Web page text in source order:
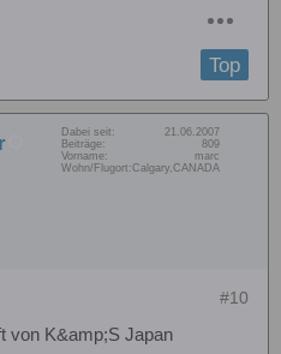
Top
Dabei seit:
21.06.2007
Beiträge:
809
Vorname:
marc
Wohn/Flugort:Calgary,CANADA
#10
von K&amp;S Japan